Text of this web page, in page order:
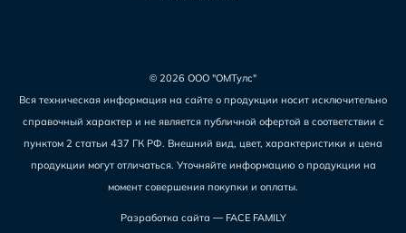
© 2026 ООО "ОМТулс"
Вся техническая информация на сайте о продукции носит исключительно
справочный характер и не является публичной офертой в соответствии с
пунктом 2 статьи 437 ГК РФ. Внешний вид, цвет, характеристики и цена
продукции могут отличаться. Уточняйте информацию о продукции на
момент совершения покупки и оплаты.
Разработка сайта — FACE FAMILY